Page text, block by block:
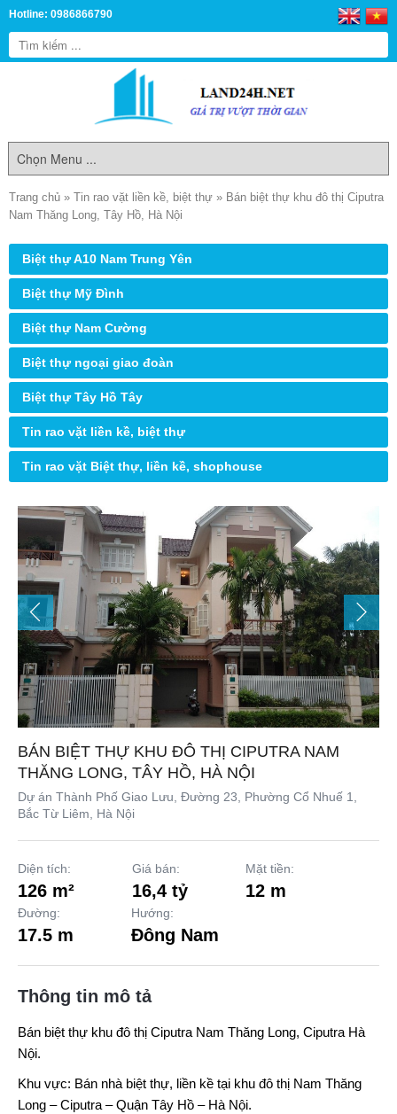
Hotline: 0986866790
Trang chủ » Tin rao vặt liền kề, biệt thự » Bán biệt thự khu đô thị Ciputra
Nam Thăng Long, Tây Hồ, Hà Nội
Biệt thự A10 Nam Trung Yên
Biệt thự Mỹ Đình
Biệt thự Nam Cường
Biệt thự ngoại giao đoàn
Biệt thự Tây Hồ Tây
Tin rao vặt liền kề, biệt thự
Tin rao vặt Biệt thự, liền kề, shophouse
BÁN BIỆT THỰ KHU ĐÔ THỊ CIPUTRA NAM
THĂNG LONG, TÂY HỒ, HÀ NỘI
Dự án Thành Phố Giao Lưu, Đường 23, Phường Cổ Nhuế 1,
Bắc Từ Liêm, Hà Nội
Diện tích:
126 m²
Giá bán:
16,4 tỷ
Mặt tiền:
12 m
Đường:
17.5 m
Hướng:
Đông Nam
Thông tin mô tả
Bán biệt thự khu đô thị Ciputra Nam Thăng Long, Ciputra Hà
Nội.
Khu vực: Bán nhà biệt thự, liền kề tại khu đô thị Nam Thăng
Long – Ciputra – Quận Tây Hồ – Hà Nội.